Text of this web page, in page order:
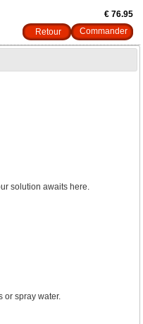
€ 76.95
Retour
solution awaits here.
or spray water.